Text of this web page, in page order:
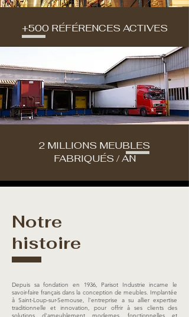
+500 RÉFÉRENCES ACTIVES
2 MILLIONS MEUBLES
FABRIQUÉS / AN
Notre
histoire
Depuis sa fondation en 1936, Parisot Industrie incarne le
savoir-faire français dans la conception de meubles. Implantée
à Saint-Loup-sur-Semouse, l'entreprise a su allier expertise
traditionnelle et innovation, pour offrir à ses clients des